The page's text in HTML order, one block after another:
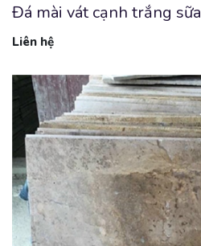
Đá mài vát cạnh trắng sữa
Liên hệ